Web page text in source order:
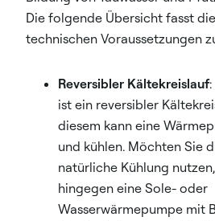
Die folgende Übersicht fasst
technischen Voraussetzungen
Reversibler Kältekreislauf
ist ein reversibler
diesem kann eine
und kühlen. Möchten Sie
natürliche Kühlung
hingegen eine Sole- oder
Wasserwärmepumpe mit